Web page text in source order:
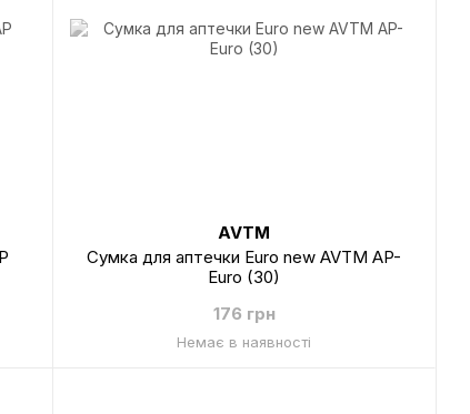
AVTM
Сумка для аптечки Euro new AVTM AP-
Euro (30)
176 грн
Немає в наявності